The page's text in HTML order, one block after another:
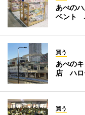
あべの
ベント
買う
あべの
店 ハロ
買う